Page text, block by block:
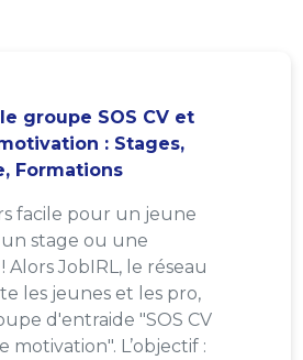
groupe SOS CV et
: Stages,
Formations
facile pour un jeune
stage ou une
Alors JobIRL, le réseau
les jeunes et les pro,
d'entraide "SOS CV
motivation". L’objectif :